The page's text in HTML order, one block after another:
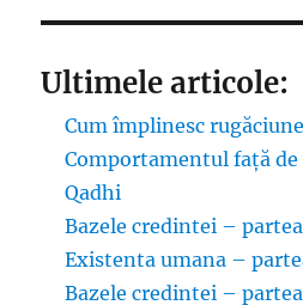
Ultimele articole:
Cum împlinesc
Comportamentul față
Qadhi
Bazele credintei –
Existenta umana –
Bazele credintei – partea